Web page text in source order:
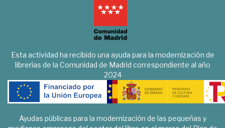
Esta actividad ha recibido una ayuda para la modernización de
librerías de la Comunidad de Madrid correspondiente al año
2024
Ayudas públicas para la modernización de las pequeñas y